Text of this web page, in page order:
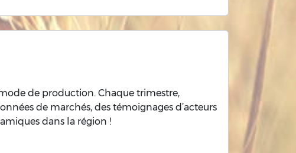
de production. Chaque trimestre,
de marchés, des témoignages d’acteurs
dans la région !